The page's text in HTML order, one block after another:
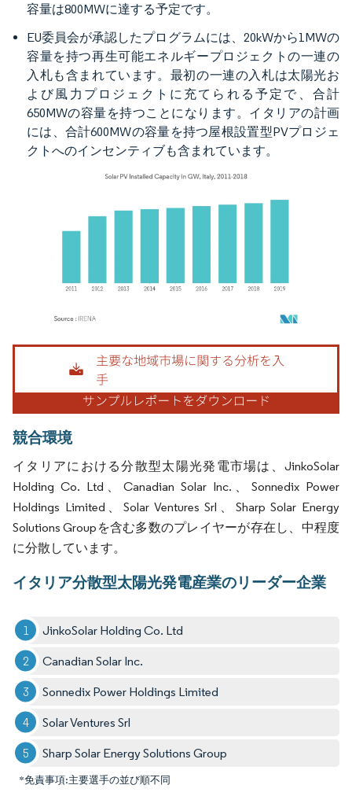
容量は800MWに達する予定です。
EU委員会が承認したプログラムには、20kWから1MWの
容量を持つ再生可能エネルギープロジェクトの一連の
入札も含まれています。最初の一連の入札は太陽光お
よび風力プロジェクトに充てられる予定で、合計
650MWの容量を持つことになります。イタリアの計画
には、合計600MWの容量を持つ屋根設置型PVプロジェ
クトへのインセンティブも含まれています。
画像 © Mordor Intelligence。再利用にはCC BY 4.0の表示が必要です。
競合環境
イタリアにおける分散型太陽光発電市場は、JinkoSolar
Holding Co. Ltd、Canadian Solar Inc.、Sonnedix Power
Holdings Limited、Solar Ventures Srl、Sharp Solar Energy
Solutions Groupを含む多数のプレイヤーが存在し、中程度
に分散しています。
イタリア分散型太陽光発電産業のリーダー企業
JinkoSolar Holding Co. Ltd
Canadian Solar Inc.
Sonnedix Power Holdings Limited
Solar Ventures Srl
Sharp Solar Energy Solutions Group
*免責事項:主要選手の並び順不同